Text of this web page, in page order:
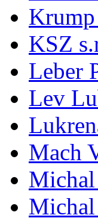
KSZ
Leber
Lev
Mach
Michal